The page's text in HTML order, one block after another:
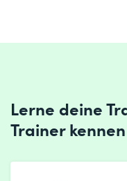
Lerne deine
Trainer kennen